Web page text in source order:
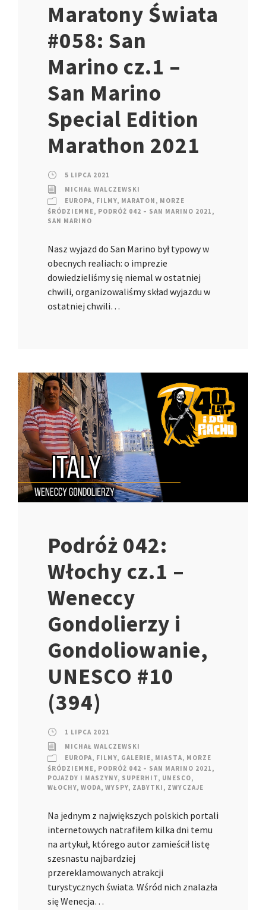
Maratony Świata
#058: San
Marino cz.1 –
San Marino
Special Edition
Marathon 2021
5 LIPCA 2021
MICHAŁ WALCZEWSKI
EUROPA, FILMY, MARATON , MORZE
ŚRÓDZIEMNE, PODRÓŻ 042 – SAN MARINO 2021 ,
SAN MARINO
Nasz wyjazd do San Marino był typowy w
obecnych realiach: o imprezie
dowiedzieliśmy się niemal w ostatniej
chwili, organizowaliśmy skład wyjazdu w
ostatniej chwili…
Podróż 042:
Włochy cz.1 –
Weneccy
Gondolierzy i
Gondoliowanie,
UNESCO #10
(394)
1 LIPCA 2021
MICHAŁ WALCZEWSKI
EUROPA, FILMY, GALERIE, MIASTA, MORZE
ŚRÓDZIEMNE, PODRÓŻ 042 – SAN MARINO 2021 ,
POJAZDY I MASZYNY, SUPERHIT, UNESCO,
WŁOCHY, WODA, WYSPY, ZABYTKI , ZWYCZAJE
Na jednym z największych polskich portali
internetowych natrafiłem kilka dni temu
na artykuł, którego autor zamieścił listę
szesnastu najbardziej
przereklamowanych atrakcji
turystycznych świata. Wśród nich znalazła
się Wenecja…